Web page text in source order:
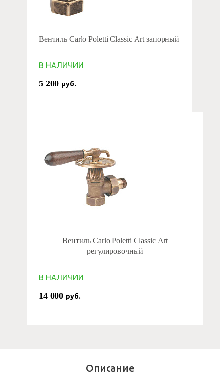
Вентиль Carlo Poletti Classic Art запорный
В НАЛИЧИИ
5 200 руб.
Вентиль Carlo Poletti Classic Art
регулировочный
В НАЛИЧИИ
14 000 руб.
Описание